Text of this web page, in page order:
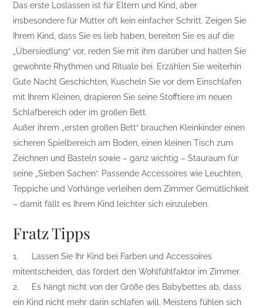
Das erste Loslassen ist für Eltern und Kind, aber
insbesondere für Mütter oft kein einfacher Schritt. Zeigen Sie
Ihrem Kind, dass Sie es lieb haben, bereiten Sie es auf die
„Übersiedlung“ vor, reden Sie mit ihm darüber und halten Sie
gewohnte Rhythmen und Rituale bei. Erzählen Sie weiterhin
Gute Nacht Geschichten, Kuscheln Sie vor dem Einschlafen
mit Ihrem Kleinen, drapieren Sie seine Stofftiere im neuen
Schlafbereich oder im großen Bett.
Außer ihrem „ersten großen Bett“ brauchen Kleinkinder einen
sicheren Spielbereich am Boden, einen kleinen Tisch zum
Zeichnen und Basteln sowie – ganz wichtig – Stauraum für
seine „Sieben Sachen“. Passende Accessoires wie Leuchten,
Teppiche und Vorhänge verleihen dem Zimmer Gemütlichkeit
– damit fällt es Ihrem Kind leichter sich einzuleben.
Fratz Tipps
1.
Lassen Sie Ihr Kind bei Farben und Accessoires
mitentscheiden, das fördert den Wohlfühlfaktor im Zimmer.
2.
Es hängt nicht von der Größe des Babybettes ab, dass
ein Kind nicht mehr darin schlafen will. Meistens fühlen sich